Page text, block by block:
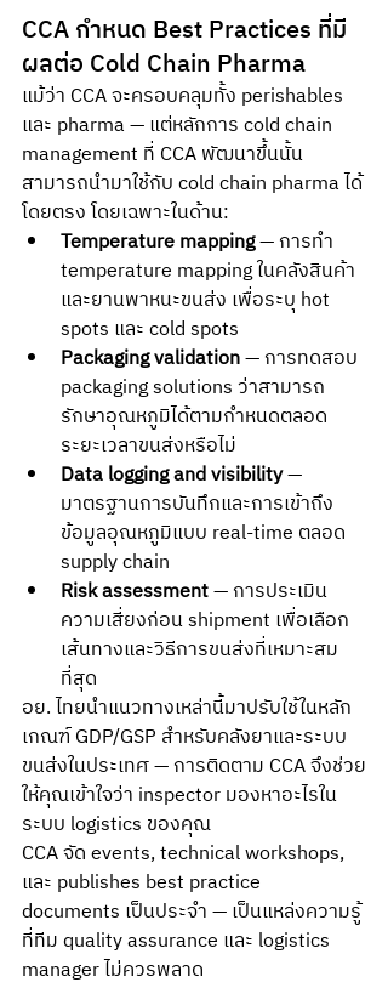
CCA กำหนด Best Practices ที่มี
ผลต่อ Cold Chain Pharma
แม้ว่า CCA จะครอบคลุมทั้ง perishables
และ pharma — แต่หลักการ cold chain
management ที่ CCA พัฒนาขึ้นนั้น
สามารถนำมาใช้กับ cold chain pharma ได้
โดยตรง โดยเฉพาะในด้าน:
Temperature mapping — การทำ
temperature mapping ในคลังสินค้า
และยานพาหนะขนส่ง เพื่อระบุ hot
spots และ cold spots
Packaging validation — การทดสอบ
packaging solutions ว่าสามารถ
รักษาอุณหภูมิได้ตามกำหนดตลอด
ระยะเวลาขนส่งหรือไม่
Data logging and visibility —
มาตรฐานการบันทึกและการเข้าถึง
ข้อมูลอุณหภูมิแบบ real-time ตลอด
supply chain
Risk assessment — การประเมิน
ความเสี่ยงก่อน shipment เพื่อเลือก
เส้นทางและวิธีการขนส่งที่เหมาะสม
ที่สุด
อย. ไทยนำแนวทางเหล่านี้มาปรับใช้ในหลัก
เกณฑ์ GDP/GSP สำหรับคลังยาและระบบ
ขนส่งในประเทศ — การติดตาม CCA จึงช่วย
ให้คุณเข้าใจว่า inspector มองหาอะไรใน
ระบบ logistics ของคุณ
CCA จัด events, technical workshops,
และ publishes best practice
documents เป็นประจำ — เป็นแหล่งความรู้
ที่ทีม quality assurance และ logistics
manager ไม่ควรพลาด